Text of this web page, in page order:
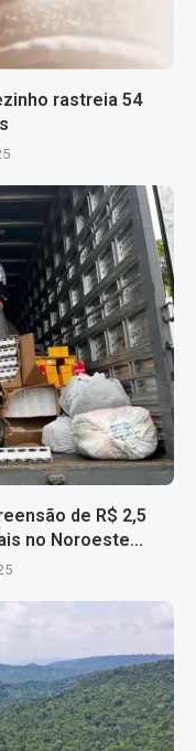
rastreia 54
de R$ 2,5
no Noroeste...